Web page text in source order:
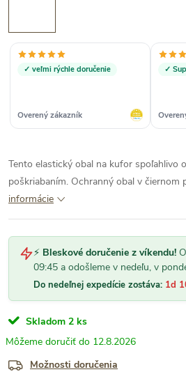
✓ veľmi rýchle doručenie
Overený zákazník
✓
Tento elastický obal na kufor spoľahlivo
poškriabaním. Ochranný obal v čiernom
informácie
⚡ Bleskové doručenie z víkendu!
09:45 a odošleme v nedeľu, v
Do nedeľnej expedície zostáva: 1d
Skladom 2 ks
12.8.2026
Možnosti doručenia